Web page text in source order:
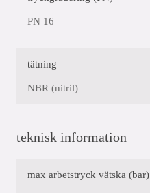
PN 16
tätning
NBR (nitril)
teknisk information
max arbetstryck vätska (bar)